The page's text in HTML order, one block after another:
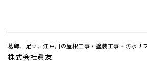
葛飾、足立、江戸川の屋根工事・塗装工事・防水リ
株式会社眞友